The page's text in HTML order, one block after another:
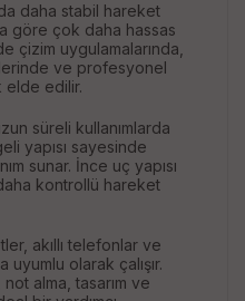
daha stabil hareket
göre çok daha hassas
çizim uygulamalarında,
ve profesyonel
elde edilir.
süreli kullanımlarda
yapısı sayesinde
sunar. İnce uç yapısı
kontrollü hareket
akıllı telefonlar ve
uyumlu olarak çalışır.
alma, tasarım ve